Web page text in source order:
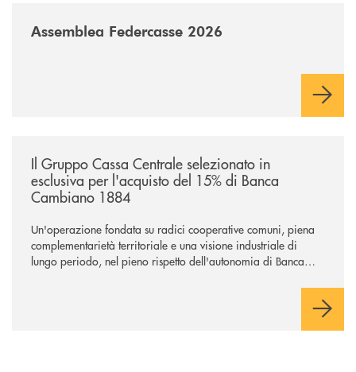
Assemblea Federcasse 2026
Il Gruppo Cassa Centrale selezionato in
esclusiva per l'acquisto del 15% di Banca
Cambiano 1884
Un'operazione fondata su radici cooperative comuni, piena
complementarietà territoriale e una visione industriale di
lungo periodo, nel pieno rispetto dell'autonomia di Banca
negoziazione esclusiva per la finalizzazione dell’operazione.